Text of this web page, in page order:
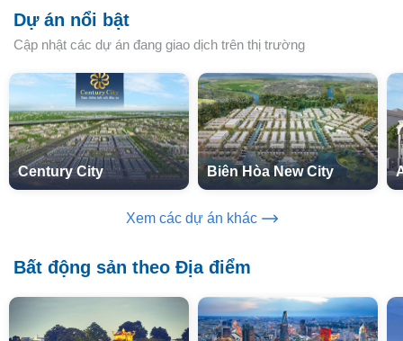
Dự án nổi bật
Cập nhật các dự án đang giao dịch trên thị trường
Century City Biên Hòa New City
Xem các dự án khác
Bất động sản theo Địa điểm